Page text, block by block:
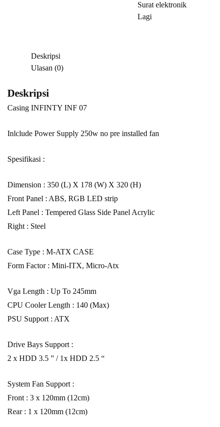
Surat elektronik
Lagi
Deskripsi
Ulasan (0)
Deskripsi
Casing INFINTY INF 07
Inlclude Power Supply 250w no pre installed fan
Spesifikasi :
Dimension : 350 (L) X 178 (W) X 320 (H)
Front Panel : ABS, RGB LED strip
Left Panel : Tempered Glass Side Panel Acrylic
Right : Steel
Case Type : M-ATX CASE
Form Factor : Mini-ITX, Micro-Atx
Vga Length : Up To 245mm
CPU Cooler Length : 140 (Max)
PSU Support : ATX
Drive Bays Support :
2 x HDD 3.5 ” / 1x HDD 2.5 “
System Fan Support :
Front : 3 x 120mm (12cm)
Rear : 1 x 120mm (12cm)